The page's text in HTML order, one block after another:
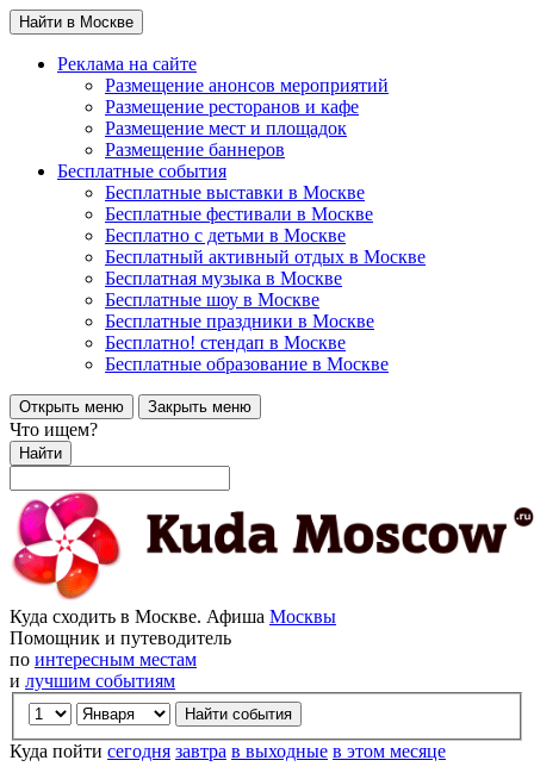
Найти в Москве
Реклама на сайте
Размещение анонсов мероприятий
Размещение ресторанов и кафе
Размещение мест и площадок
Размещение баннеров
Бесплатные события
Бесплатные выставки в Москве
Бесплатные фестивали в Москве
Бесплатно с детьми в Москве
Бесплатный активный отдых в Москве
Бесплатная музыка в Москве
Бесплатные шоу в Москве
Бесплатные праздники в Москве
Бесплатно! стендап в Москве
Бесплатные образование в Москве
Открыть меню Закрыть меню
Что ищем?
Найти
Куда сходить в Москве. Афиша Москвы
Помощник и путеводитель
по интересным местам
и лучшим событиям
Куда пойти сегодня завтра в выходные в этом месяце